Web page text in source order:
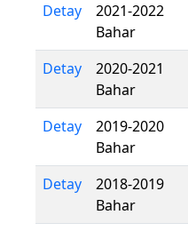
Detay
2021-2022
Bahar
Detay
2020-2021
Bahar
Detay
2019-2020
Bahar
Detay
2018-2019
Bahar